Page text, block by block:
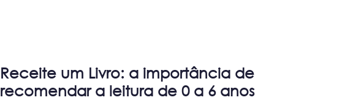
Receite um Livro: a importância de
recomendar a leitura de 0 a 6 anos